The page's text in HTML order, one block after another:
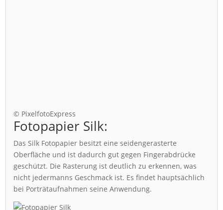
© PixelfotoExpress
Fotopapier Silk:
Das Silk Fotopapier besitzt eine seidengerasterte
Oberfläche und ist dadurch gut gegen Fingerabdrücke
geschützt. Die Rasterung ist deutlich zu erkennen, was
nicht jedermanns Geschmack ist. Es findet hauptsächlich
bei Porträtaufnahmen seine Anwendung.